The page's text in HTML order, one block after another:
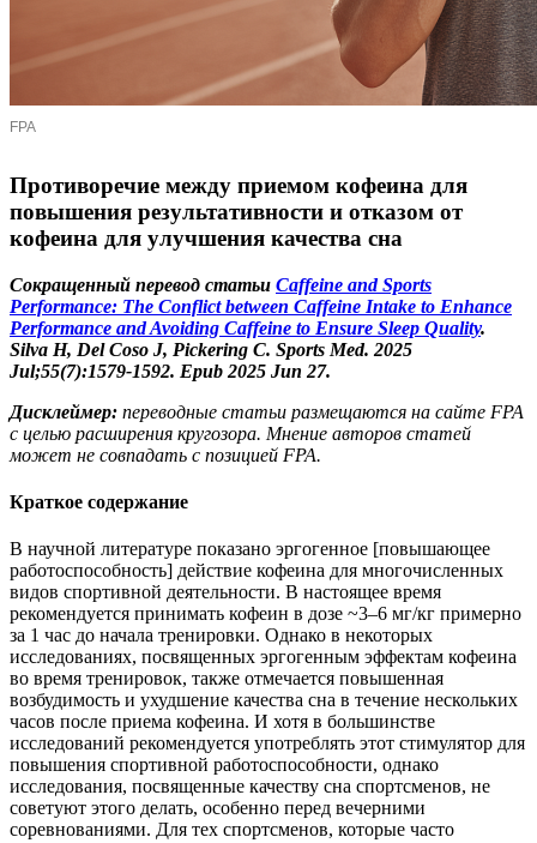
FPA
Противоречие между приемом кофеина для
повышения результативности и отказом от
кофеина для улучшения качества сна
Сокращенный перевод статьи Caffeine and Sports
Performance: The Conflict between Caffeine Intake to Enhance
Performance and Avoiding Caffeine to Ensure Sleep Quality.
Silva H, Del Coso J, Pickering C. Sports Med. 2025
Jul;55(7):1579-1592. Epub 2025 Jun 27.
Дисклеймер: переводные статьи размещаются на сайте FPA
с целью расширения кругозора. Мнение авторов статей
может не совпадать с позицией FPA.
Краткое содержание
В научной литературе показано эргогенное [повышающее
работоспособность] действие кофеина для многочисленных
видов спортивной деятельности. В настоящее время
рекомендуется принимать кофеин в дозе ~3–6 мг/кг примерно
за 1 час до начала тренировки. Однако в некоторых
исследованиях, посвященных эргогенным эффектам кофеина
во время тренировок, также отмечается повышенная
возбудимость и ухудшение качества сна в течение нескольких
часов после приема кофеина. И хотя в большинстве
исследований рекомендуется употреблять этот стимулятор для
повышения спортивной работоспособности, однако
исследования, посвященные качеству сна спортсменов, не
советуют этого делать, особенно перед вечерними
соревнованиями. Для тех спортсменов, которые часто